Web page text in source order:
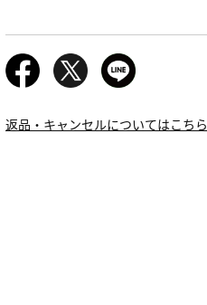
返品・キャンセルについてはこちら